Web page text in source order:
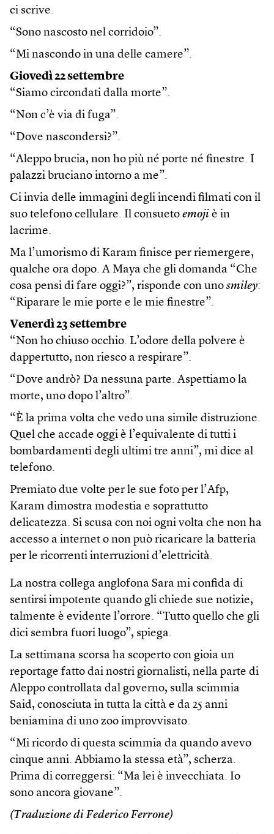
ci scrive.
“Sono nascosto nel corridoio”.
“Mi nascondo in una delle camere”.
Giovedì 22 settembre
“Siamo circondati dalla morte”.
“Non c’è via di fuga”.
“Dove nascondersi?”.
“Aleppo brucia, non ho più né porte né finestre. I
palazzi bruciano intorno a me”.
Ci invia delle immagini degli incendi filmati con il
suo telefono cellulare. Il consueto emoji è in
lacrime.
Ma l’umorismo di Karam finisce per riemergere,
qualche ora dopo. A Maya che gli domanda “Che
cosa pensi di fare oggi?”, risponde con uno smiley:
“Riparare le mie porte e le mie finestre”.
Venerdì 23 settembre
“Non ho chiuso occhio. L’odore della polvere è
dappertutto, non riesco a respirare”.
“Dove andrò? Da nessuna parte. Aspettiamo la
morte, uno dopo l’altro”.
“È la prima volta che vedo una simile distruzione.
Quel che accade oggi è l’equivalente di tutti i
bombardamenti degli ultimi tre anni”, mi dice al
telefono.
Premiato due volte per le sue foto per l’Afp,
Karam dimostra modestia e soprattutto
delicatezza. Si scusa con noi ogni volta che non ha
accesso a internet o non può ricaricare la batteria
per le ricorrenti interruzioni d’elettricità.
La nostra collega anglofona Sara mi confida di
sentirsi impotente quando gli chiede sue notizie,
talmente è evidente l’orrore. “Tutto quello che gli
dici sembra fuori luogo”, spiega.
La settimana scorsa ha scoperto con gioia un
reportage fatto dai nostri giornalisti, nella parte di
Aleppo controllata dal governo, sulla scimmia
Said, conosciuta in tutta la città e da 25 anni
beniamina di uno zoo improvvisato.
“Mi ricordo di questa scimmia da quando avevo
cinque anni. Abbiamo la stessa età”, scherza.
Prima di correggersi: “Ma lei è invecchiata. Io
sono ancora giovane”.
(Traduzione di Federico Ferrone)